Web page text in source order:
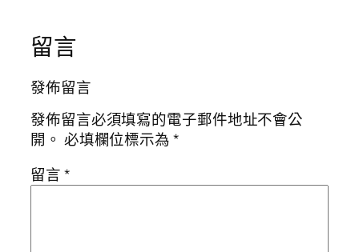
留言
發佈留言
發佈留言必須填寫的電子郵件地址不會公
開。 必填欄位標示為*
留言*